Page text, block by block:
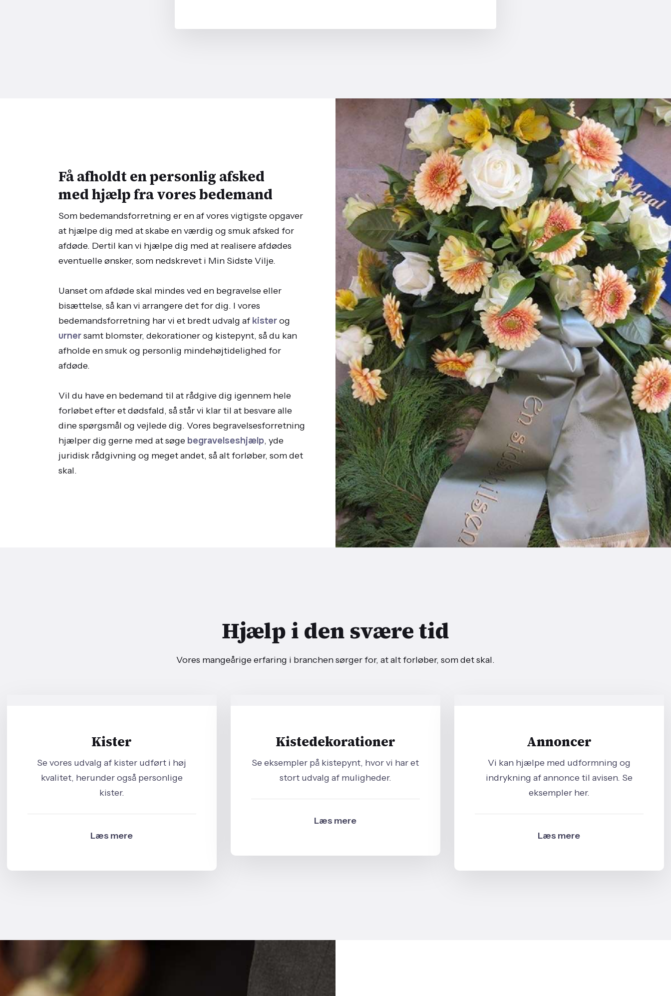
Få afholdt en personlig afsked
​med hjælp fra vores bedemand
Som bedemandsforretning er en af vores vigtigste opgaver
at hjælpe dig med at skabe en værdig og smuk afsked for
afdøde. Dertil kan vi hjælpe dig med at realisere afdødes
eventuelle ønsker, som nedskrevet i Min Sidste Vilje.
Uanset om afdøde skal mindes ved en begravelse eller
bisættelse, så kan vi arrangere det for dig. I vores
bedemandsforretning har vi et bredt udvalg af kisterog
urnersamt blomster, dekorationer og kistepynt, så du kan
afholde en smuk og personlig mindehøjtidelighed for
afdøde.
Vil du have en bedemand til at rådgive dig igennem hele
forløbet efter et dødsfald, så står vi klar til at besvare alle
dine spørgsmål og vejlede dig. Vores begravelsesforretning
hjælper dig gerne med at søge begravelseshjælp, yde
juridisk rådgivning og meget andet, så alt forløber, som det
skal.
Hjælp i den svære tid​
​Vores mangeårige erfaring i branchen sørger for, at alt forløber, som det skal.
Kister
Se vores udvalg af kister udført i høj
kvalitet, herunder også personlige
kister.
Læs mere
Kistedekorationer
Se eksempler på kistepynt, hvor vi har et
stort udvalg af muligheder.
Læs mere
Annoncer
​Vi kan hjælpe med udformning og
indrykning af annonce til avisen. Se
eksempler her.
Læs mere